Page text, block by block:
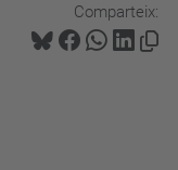
Comparteix: